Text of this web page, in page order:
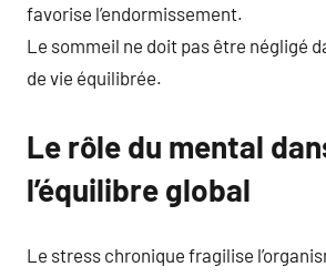
favorise l’endormissement.
Le sommeil ne doit pas être négligé
de vie équilibrée.
Le rôle du mental
l’équilibre global
Le stress chronique fragilise